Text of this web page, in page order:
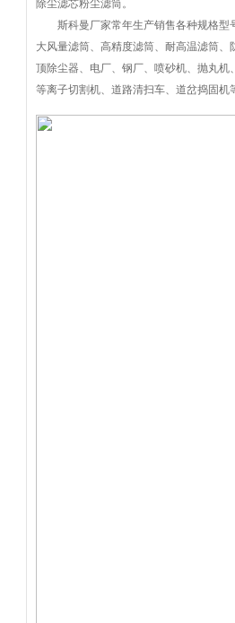
除尘滤芯粉尘滤筒。
斯科曼厂家常年生产销售各种规格型
大风量滤筒、高精度滤筒、耐高温滤筒
顶除尘器、电厂、钢厂、喷砂机、抛丸
等离子切割机、道路清扫车、道岔捣固机